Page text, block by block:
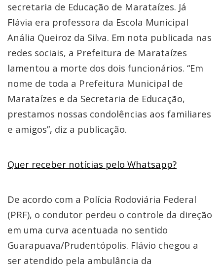
secretaria de Educação de Marataízes. Já
Flávia era professora da Escola Municipal
Anália Queiroz da Silva. Em nota publicada nas
redes sociais, a Prefeitura de Marataízes
lamentou a morte dos dois funcionários. “Em
nome de toda a Prefeitura Municipal de
Marataízes e da Secretaria de Educação,
prestamos nossas condolências aos familiares
e amigos”, diz a publicação.
Quer receber notícias pelo Whatsapp?
De acordo com a Polícia Rodoviária Federal
(PRF), o condutor perdeu o controle da direção
em uma curva acentuada no sentido
Guarapuava/Prudentópolis. Flávio chegou a
ser atendido pela ambulância da